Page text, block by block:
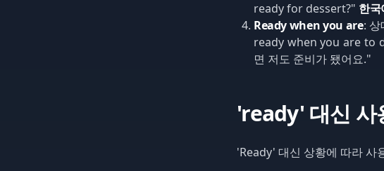
ready for dessert?" 한국
Ready when you are: 상
ready when you are to
면 저도 준비가 됐어요."
'ready' 대신 사
'Ready' 대신 상황에 따라 사